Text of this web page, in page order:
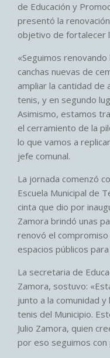
de Educación y
presentó la
objetivo de fortalecer
«Seguimos
canchas nuevas de
ampliar la cantidad de
tenis, y en segundo
Asimismo, estamos
el cerramiento de la
lo que vamos a
jefe comunal.
La jornada comenzó
Escuela Municipal de
cinta que dio por
Zamora brindó unas
renovó el
espacios públicos
La secretaria de
Zamora, sostuvo:
junto a la comunidad
tenis del Municipio.
Julio Zamora, quien
por eso seguimos